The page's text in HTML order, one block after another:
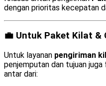
dengan prioritas kecepatan
💼 Untuk Paket Kilat &
Untuk layanan pengiriman
penjemputan dan tujuan
antar dari: